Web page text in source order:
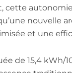
cette
nouvelle
et une
de 15,4